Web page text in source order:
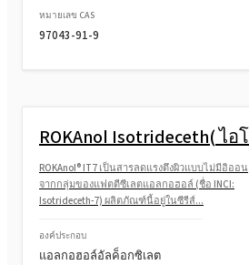
หมายเลข CAS
97043-91-9
ROKAnol Isotrideceth( ไอ
ROKAnol® IT7 เป็นสารลดแรงตึงผิวแบบไม่มีอิออน
จากกลุ่มของแฟตตีซีเลตแอลกอฮอล์ (ชื่อ INCI:
Isotrideceth-7) ผลิตภัณฑ์นี้อยู่ในซีรีส์...
องค์ประกอบ
แอลกอฮอล์อัลค็อกซิเลต